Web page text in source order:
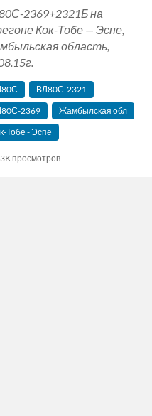
2369+2321Б на
Кок-Тобе — Эспе,
область,
ВЛ80С-2321
2369
Жамбылская обл
Тобе - Эспе
просмотров